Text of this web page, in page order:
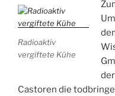
Radioaktiv
vergiftete Kühe
Castoren die